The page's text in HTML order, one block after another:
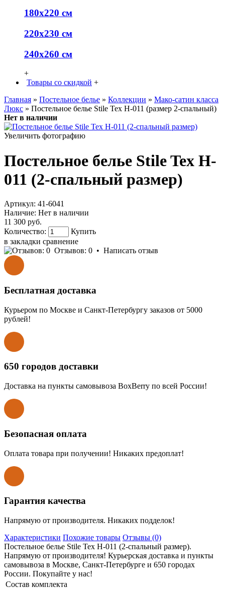
180х220 см
220х230 см
240х260 см
+
Товары со скидкой +
Главная » Постельное белье » Коллекции » Мако-сатин класса
Люкс » Постельное белье Stile Tex H-011 (размер 2-спальный)
Нет в наличии
Увеличить фотографию
Постельное белье Stile Tex H-
011 (2-спальный размер)
Артикул: 41-6041
Наличие: Нет в наличии
11 300 руб.
Количество:
Купить
в закладки сравнение
Отзывов: 0 • Написать отзыв
Бесплатная доставка
Курьером по Москве и Санкт-Петербургу заказов от 5000
рублей!
650 городов доставки
Доставка на пункты самовывоза BoxBerry по всей России!
Безопасная оплата
Оплата товара при получении! Никаких предоплат!
Гарантия качества
Напрямую от производителя. Никаких подделок!
Характеристики Похожие товары Отзывы (0)
Постельное белье Stile Tex H-011 (2-спальный размер).
Напрямую от производителя! Курьерская доставка и пункты
самовывоза в Москве, Санкт-Петербурге и 650 городах
России. Покупайте у нас!
Состав комплекта